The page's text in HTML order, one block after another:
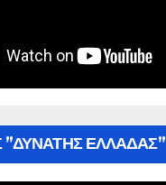
ΕΛΛΑΔΑΣ”